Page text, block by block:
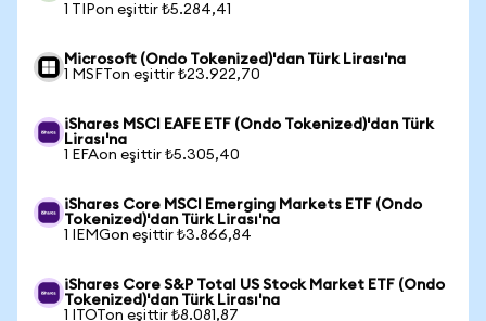
1 TIPon eşittir ₺5.284,41
Microsoft (Ondo Tokenized)'dan Türk Lirası'na
1 MSFTon eşittir ₺23.922,70
iShares MSCI EAFE ETF (Ondo Tokenized)'dan Türk
Lirası'na
1 EFAon eşittir ₺5.305,40
iShares Core MSCI Emerging Markets ETF (Ondo
Tokenized)'dan Türk Lirası'na
1 IEMGon eşittir ₺3.866,84
iShares Core S&P Total US Stock Market ETF (Ondo
Tokenized)'dan Türk Lirası'na
1 ITOTon eşittir ₺8.081,87